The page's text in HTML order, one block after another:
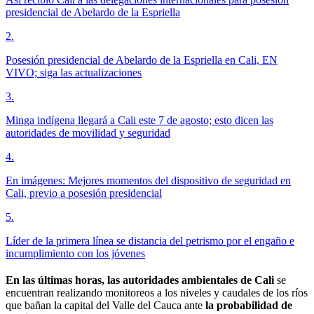
presidencial de Abelardo de la Espriella
2.
Posesión presidencial de Abelardo de la Espriella en Cali, EN
VIVO; siga las actualizaciones
3.
Minga indígena llegará a Cali este 7 de agosto; esto dicen las
autoridades de movilidad y seguridad
4.
En imágenes: Mejores momentos del dispositivo de seguridad en
Cali, previo a posesión presidencial
5.
Líder de la primera línea se distancia del petrismo por el engaño e
incumplimiento con los jóvenes
En las últimas horas, las autoridades ambientales de Cali se
encuentran realizando monitoreos a los niveles y caudales de los ríos
que bañan la capital del Valle del Cauca ante la probabilidad de